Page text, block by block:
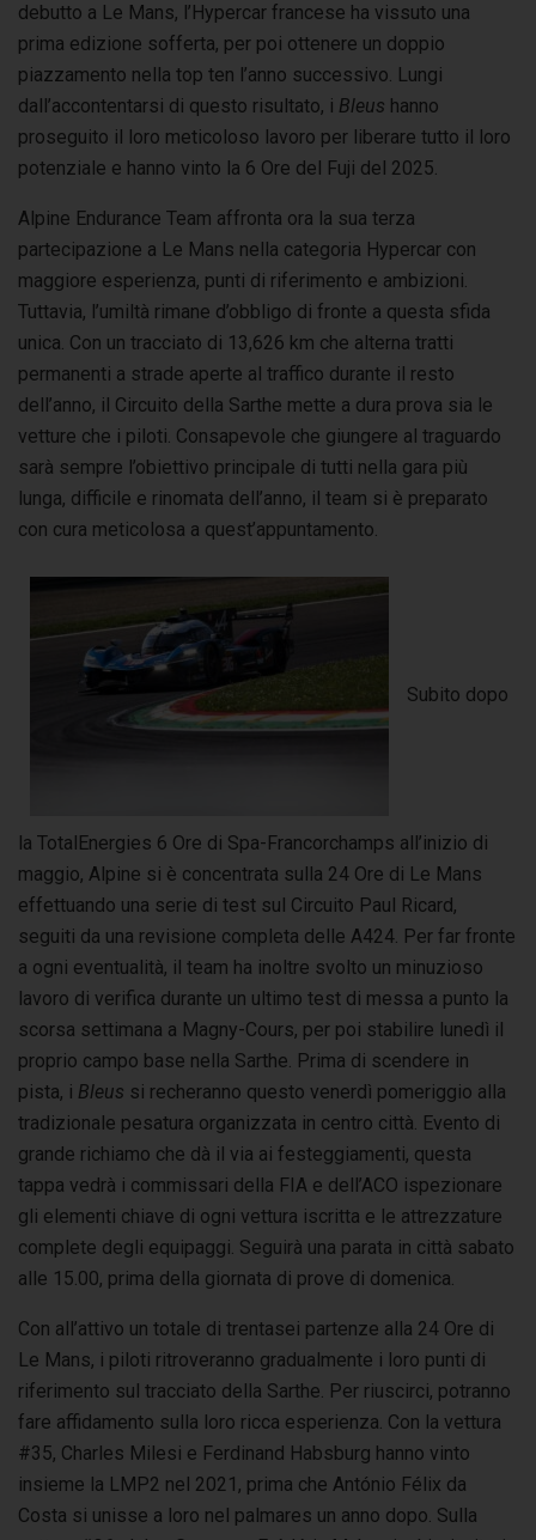
debutto a Le Mans, l’Hypercar francese ha vissuto una
prima edizione sofferta, per poi ottenere un doppio
piazzamento nella top ten l’anno successivo. Lungi
dall’accontentarsi di questo risultato, i Bleus hanno
proseguito il loro meticoloso lavoro per liberare tutto il loro
potenziale e hanno vinto la 6 Ore del Fuji del 2025.
Alpine Endurance Team affronta ora la sua terza
partecipazione a Le Mans nella categoria Hypercar con
maggiore esperienza, punti di riferimento e ambizioni.
Tuttavia, l’umiltà rimane d’obbligo di fronte a questa sfida
unica. Con un tracciato di 13,626 km che alterna tratti
permanenti a strade aperte al traffico durante il resto
dell’anno, il Circuito della Sarthe mette a dura prova sia le
vetture che i piloti. Consapevole che giungere al traguardo
sarà sempre l’obiettivo principale di tutti nella gara più
lunga, difficile e rinomata dell’anno, il team si è preparato
con cura meticolosa a quest’appuntamento.
Subito dopo
la TotalEnergies 6 Ore di Spa-Francorchamps all’inizio di
maggio, Alpine si è concentrata sulla 24 Ore di Le Mans
effettuando una serie di test sul Circuito Paul Ricard,
seguiti da una revisione completa delle A424. Per far fronte
a ogni eventualità, il team ha inoltre svolto un minuzioso
lavoro di verifica durante un ultimo test di messa a punto la
scorsa settimana a Magny-Cours, per poi stabilire lunedì il
proprio campo base nella Sarthe. Prima di scendere in
pista, i Bleus si recheranno questo venerdì pomeriggio alla
tradizionale pesatura organizzata in centro città. Evento di
grande richiamo che dà il via ai festeggiamenti, questa
tappa vedrà i commissari della FIA e dell’ACO ispezionare
gli elementi chiave di ogni vettura iscritta e le attrezzature
complete degli equipaggi. Seguirà una parata in città sabato
alle 15.00, prima della giornata di prove di domenica.
Con all’attivo un totale di trentasei partenze alla 24 Ore di
Le Mans, i piloti ritroveranno gradualmente i loro punti di
riferimento sul tracciato della Sarthe. Per riuscirci, potranno
fare affidamento sulla loro ricca esperienza. Con la vettura
#35, Charles Milesi e Ferdinand Habsburg hanno vinto
insieme la LMP2 nel 2021, prima che António Félix da
Costa si unisse a loro nel palmares un anno dopo. Sulla